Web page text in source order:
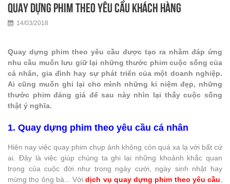
Quay dựng phim theo yêu cầu khách hàng
14/03/2018
Quay dựng phim theo yêu cầu được tạo ra nhằm đáp ứng
nhu cầu muốn lưu giữ lại những thước phim cuộc sống của
cá nhân, gia đình hay sự phát triển của một doanh nghiệp.
Ai cũng muốn ghi lại cho mình những kỉ niệm đẹp, những
thước phim đáng giá để sau này nhìn lại thấy cuộc sống
thật ý nghĩa.
1. Quay dựng phim theo yêu cầu cá nhân
Hiện nay việc quay phim chụp ảnh không còn quá xa lạ với bất cứ
ai. Đây là việc giúp chúng ta ghi lại những khoảnh khắc quan
trọng của cuộc đời như trong ngày cưới, ngày sinh nhật hay
mừng thọ ông bà... Vớidịch vụ quay dựng phim theo yêu cầu